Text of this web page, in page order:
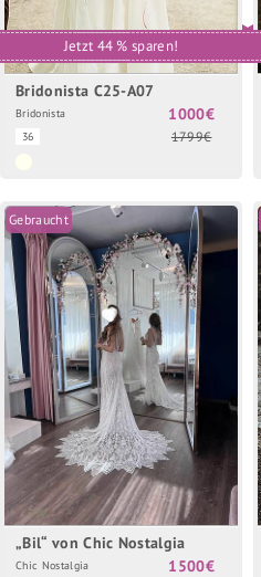
Jetzt 44 % sparen!
Bridonista C25-A07
Bridonista
36
1000€
1799€
Gebraucht
„Bil“ von Chic Nostalgia
Chic Nostalgia
1500€